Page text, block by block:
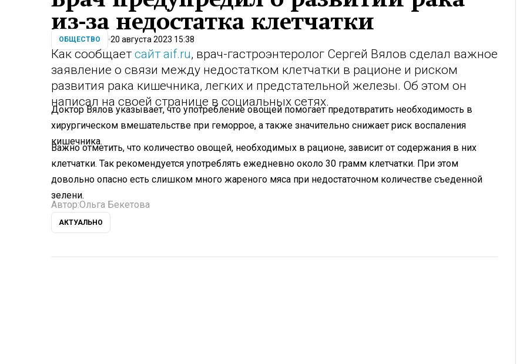
из-за недостатка клетчатки
ОБЩЕСТВО 20 августа 2023 15:38
Как сообщает сайт aif.ru, врач-гастроэнтеролог Сергей Вялов сделал важное
заявление о связи между недостатком клетчатки в рационе и риском
развития рака кишечника, легких и предстательной железы. Об этом он
написал на своей странице в социальных сетях.
Доктор Вялов указывает, что употребление овощей помогает предотвратить необходимость в
хирургическом вмешательстве при геморрое, а также значительно снижает риск воспаления
кишечника.
Важно отметить, что количество овощей, необходимых в рационе, зависит от содержания в них
клетчатки. Так рекомендуется употреблять ежедневно около 30 грамм клетчатки. При этом
довольно опасно есть слишком много жареного мяса при недостаточном количестве съеденной
зелени.
Автор:Ольга Бекетова
АКТУАЛЬНО